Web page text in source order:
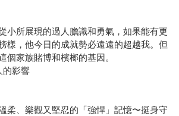
小所展現的過人膽識和勇氣，如果能有更
樣，他今日的成就勢必遠遠的超越我。但
個家族賭博和檳榔的基因。
的影響
柔、樂觀又堅忍的「強悍」記憶〜挺身守